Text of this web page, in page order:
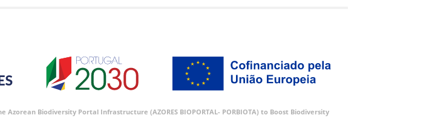
Biodiversity Portal Infrastructure (AZORES BIOPORTAL- PORBIOTA) to Boost Biodiversity